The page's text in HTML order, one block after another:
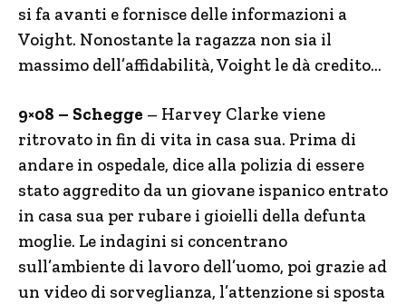
si fa avanti e fornisce delle informazioni a
Voight. Nonostante la ragazza non sia il
massimo dell’affidabilità, Voight le dà credito…
9×08 – Schegge – Harvey Clarke viene
ritrovato in fin di vita in casa sua. Prima di
andare in ospedale, dice alla polizia di essere
stato aggredito da un giovane ispanico entrato
in casa sua per rubare i gioielli della defunta
moglie. Le indagini si concentrano
sull’ambiente di lavoro dell’uomo, poi grazie ad
un video di sorveglianza, l’attenzione si sposta